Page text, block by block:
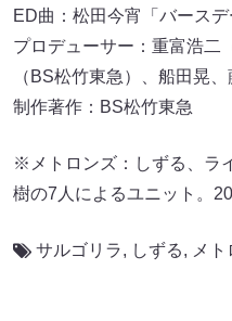
ED曲：松田今宵「バースデ
プロデューサー：重富浩二
（BS松竹東急）、船田晃
制作著作：BS松竹東急
※メトロンズ：しずる、ラ
樹の7人によるユニット。
サルゴリラ, しずる, メ